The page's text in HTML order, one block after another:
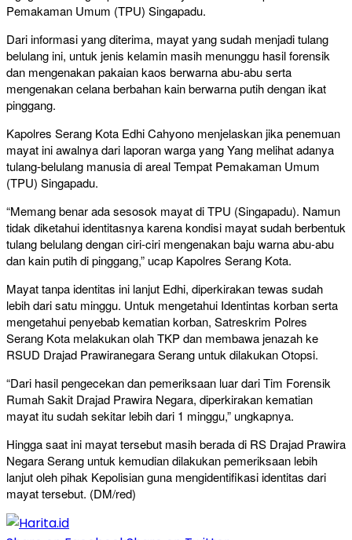
Pemakaman Umum (TPU) Singapadu.
Dari informasi yang diterima, mayat yang sudah menjadi tulang
belulang ini, untuk jenis kelamin masih menunggu hasil forensik
dan mengenakan pakaian kaos berwarna abu-abu serta
mengenakan celana berbahan kain berwarna putih dengan ikat
pinggang.
Kapolres Serang Kota Edhi Cahyono menjelaskan jika penemuan
mayat ini awalnya dari laporan warga yang Yang melihat adanya
tulang-belulang manusia di areal Tempat Pemakaman Umum
(TPU) Singapadu.
“Memang benar ada sesosok mayat di TPU (Singapadu). Namun
tidak diketahui identitasnya karena kondisi mayat sudah berbentuk
tulang belulang dengan ciri-ciri mengenakan baju warna abu-abu
dan kain putih di pinggang,” ucap Kapolres Serang Kota.
Mayat tanpa identitas ini lanjut Edhi, diperkirakan tewas sudah
lebih dari satu minggu. Untuk mengetahui Identintas korban serta
mengetahui penyebab kematian korban, Satreskrim Polres
Serang Kota melakukan olah TKP dan membawa jenazah ke
RSUD Drajad Prawiranegara Serang untuk dilakukan Otopsi.
“Dari hasil pengecekan dan pemeriksaan luar dari Tim Forensik
Rumah Sakit Drajad Prawira Negara, diperkirakan kematian
mayat itu sudah sekitar lebih dari 1 minggu,” ungkapnya.
Hingga saat ini mayat tersebut masih berada di RS Drajad Prawira
Negara Serang untuk kemudian dilakukan pemeriksaan lebih
lanjut oleh pihak Kepolisian guna mengidentifikasi identitas dari
mayat tersebut. (DM/red)